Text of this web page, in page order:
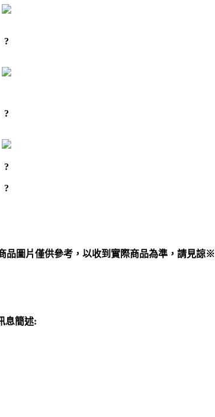
?
?
?
?
品圖片僅供參考，以收到實際商品為準，請見諒※
息簡述: